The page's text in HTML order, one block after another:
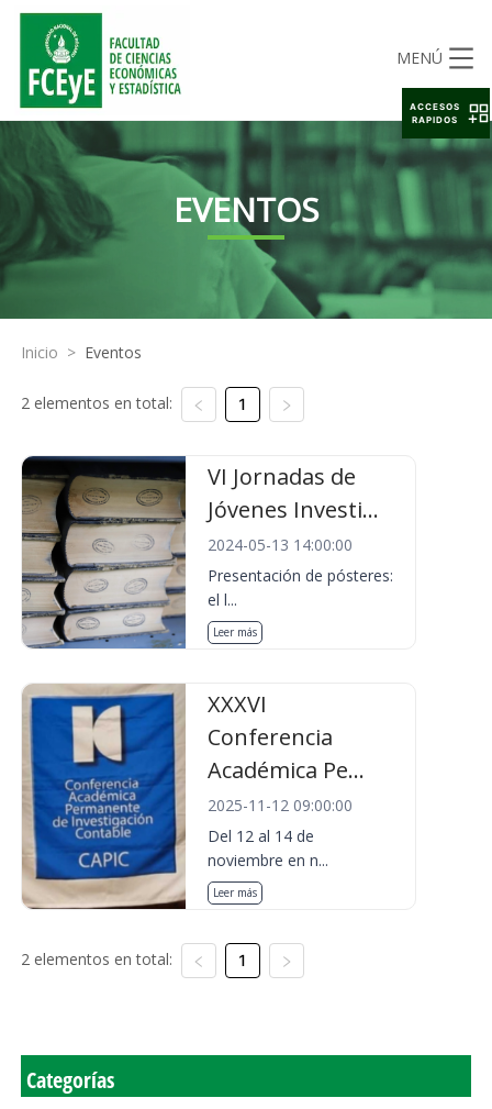
MENÚ
EVENTOS
Inicio > Eventos
2 elementos en total: 1
VI Jornadas de
Jóvenes Investi...
2024-05-13 14:00:00
Presentación de pósteres:
el l...
Leer más
XXXVI
Conferencia
Académica Pe...
2025-11-12 09:00:00
Del 12 al 14 de
noviembre en n...
Leer más
2 elementos en total: 1
Categorías
ACCESOS
RAPIDOS